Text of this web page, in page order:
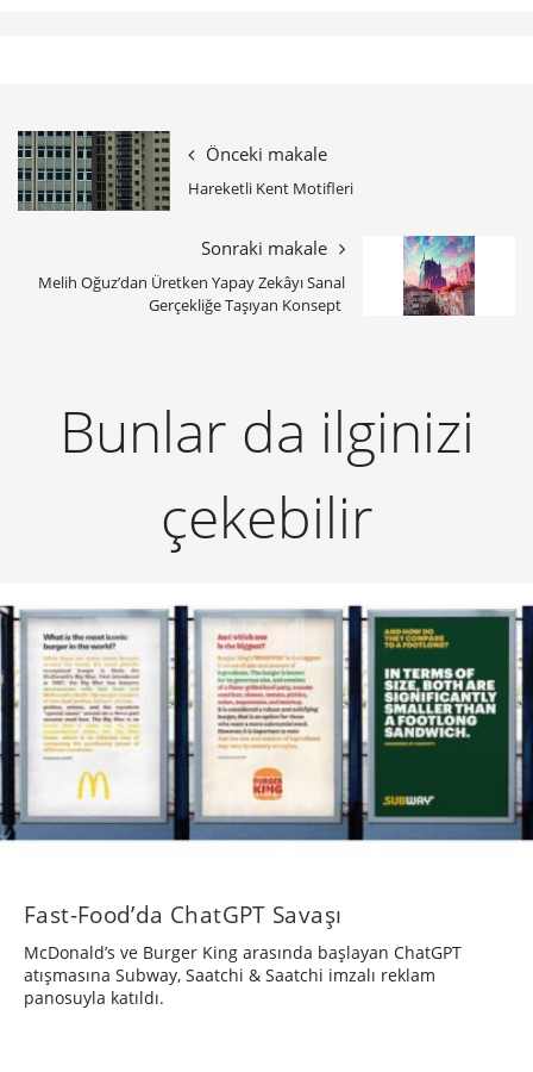
Önceki makale
Hareketli Kent Motifleri
Sonraki makale
Melih Oğuz’dan Üretken Yapay Zekâyı Sanal
Gerçekliğe Taşıyan Konsept
Bunlar da ilginizi
çekebilir
Fast-Food’da ChatGPT Savaşı
McDonald’s ve Burger King arasında başlayan ChatGPT
atışmasına Subway, Saatchi & Saatchi imzalı reklam
panosuyla katıldı.